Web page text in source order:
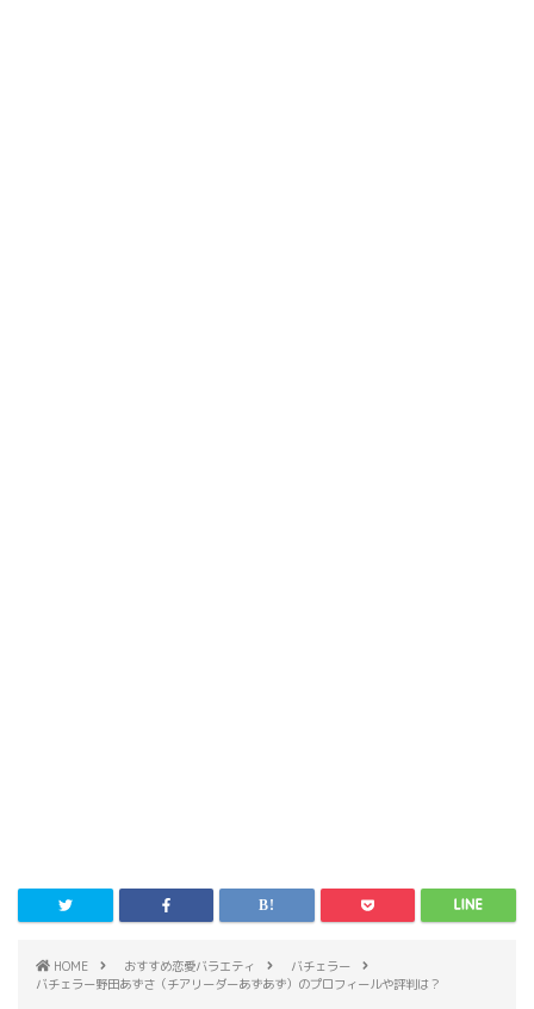
HOME おすすめ恋愛バラエティ
バチェラー
バチェラー野田あずさ（チアリーダーあずあず）のプロフィールや評判は？